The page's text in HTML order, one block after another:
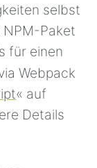
selbst
Paket
für einen
Webpack
« auf
Details